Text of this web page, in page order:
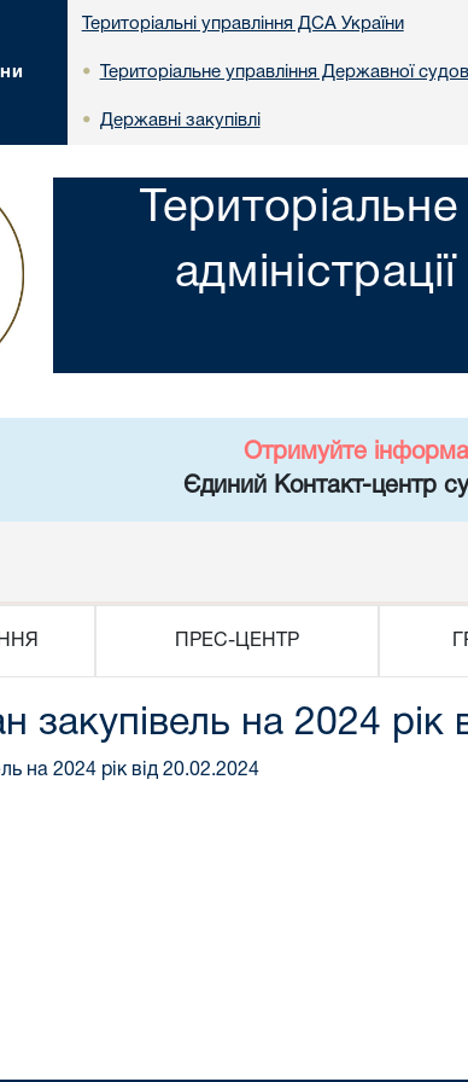
Територіальні управління ДСА України
• Територіальне управління Державної
• Державні закупівлі
Отримуйте
Єдиний Контакт-центр
ПРЕС-ЦЕНТР
закупівель на 2024 рік
на 2024 рік від 20.02.2024